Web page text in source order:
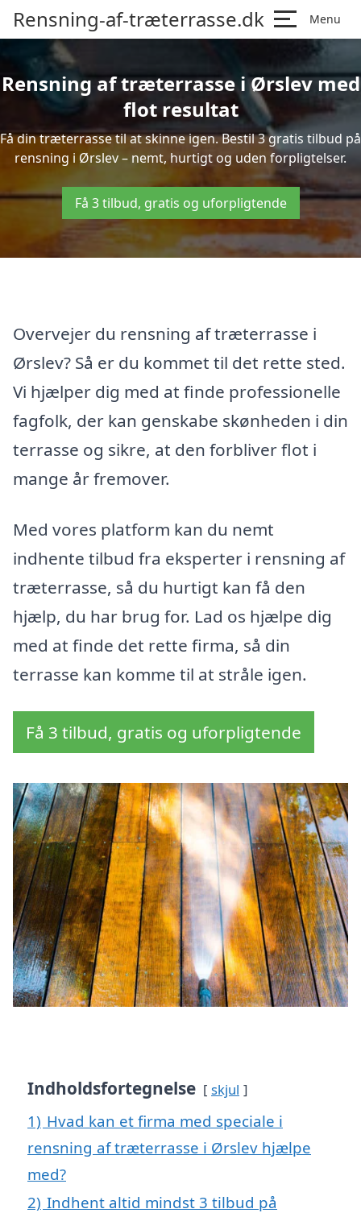
Rensning-af-træterrasse.dk Menu
Rensning af træterrasse i Ørslev med
flot resultat
Få din træterrasse til at skinne igen. Bestil 3 gratis tilbud på
rensning i Ørslev – nemt, hurtigt og uden forpligtelser.
Få 3 tilbud, gratis og uforpligtende
Overvejer du rensning af træterrasse i
Ørslev? Så er du kommet til det rette sted.
Vi hjælper dig med at finde professionelle
fagfolk, der kan genskabe skønheden i din
terrasse og sikre, at den forbliver flot i
mange år fremover.
Med vores platform kan du nemt
indhente tilbud fra eksperter i rensning af
træterrasse, så du hurtigt kan få den
hjælp, du har brug for. Lad os hjælpe dig
med at finde det rette firma, så din
terrasse kan komme til at stråle igen.
Få 3 tilbud, gratis og uforpligtende
Indholdsfortegnelse skjul
1) Hvad kan et firma med speciale i
rensning af træterrasse i Ørslev hjælpe
med?
2) Indhent altid mindst 3 tilbud på